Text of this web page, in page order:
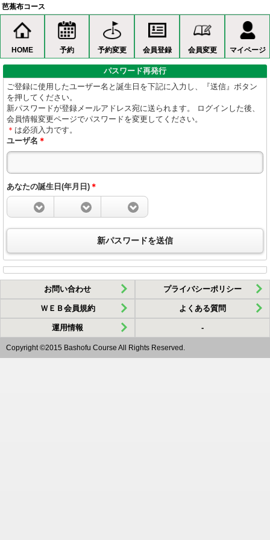
芭蕉布コース
HOME 予約 予約変更 会員登録 会員変更 マイページ
パスワード再発行
ご登録に使用したユーザー名と誕生日を下記に入力し、『送信』ボタン
を押してください。
新パスワードが登録メールアドレス宛に送られます。 ログインした後、
会員情報変更ページでパスワードを変更してください。
＊ は必須入力です。
ユーザ名 ＊
あなたの誕生日(年月日) ＊
新パスワードを送信
お問い合わせ プライバシーポリシー
ＷＥＢ会員規約 よくある質問
運用情報 -
Copyright ©2015 Bashofu Course All Rights Reserved.